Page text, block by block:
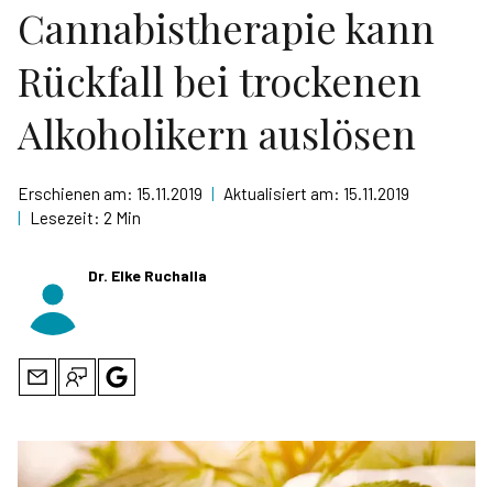
Cannabistherapie kann
Rückfall bei trockenen
Alkoholikern auslösen
Erschienen am: 15.11.2019 | Aktualisiert am: 15.11.2019
| Lesezeit: 2 Min
Dr. Elke Ruchalla